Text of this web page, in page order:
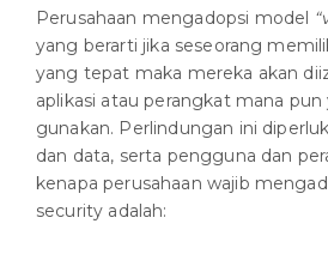
Perusahaan mengadopsi model
yang berarti jika seseorang
yang tepat maka mereka akan
aplikasi atau perangkat mana
gunakan. Perlindungan ini
dan data, serta pengguna dan
kenapa perusahaan wajib
security adalah: